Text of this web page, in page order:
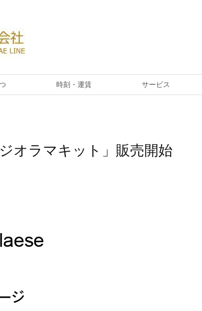
時刻・運賃 サービス
オラマキット」販売開始